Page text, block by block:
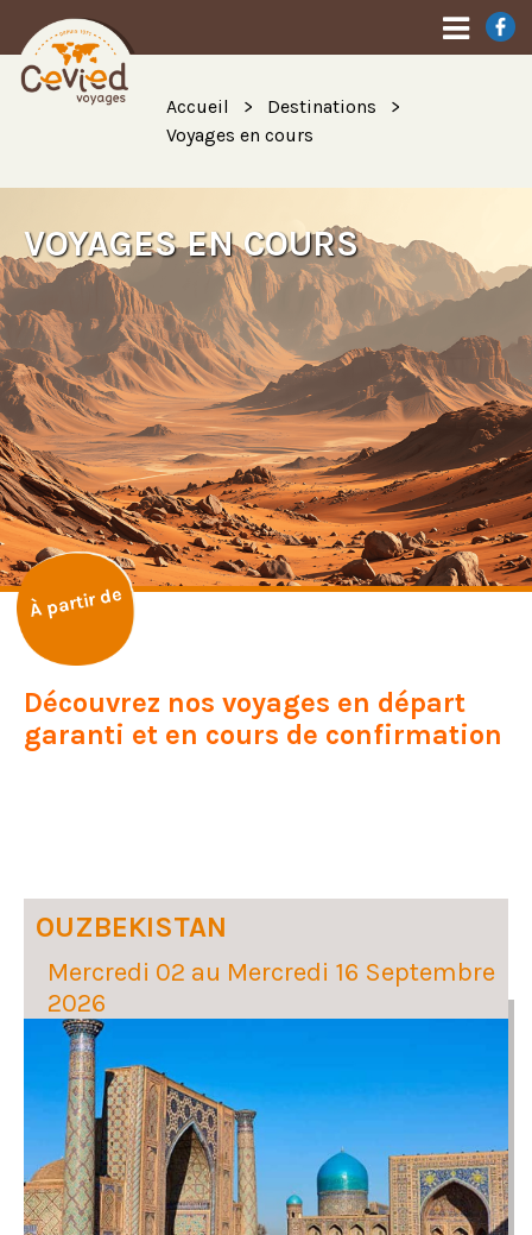
Accueil
Destinations
Voyages en cours
VOYAGES EN COURS
À partir de
Découvrez nos voyages en départ
garanti et en cours de confirmation
OUZBEKISTAN
Mercredi 02 au Mercredi 16 Septembre
2026